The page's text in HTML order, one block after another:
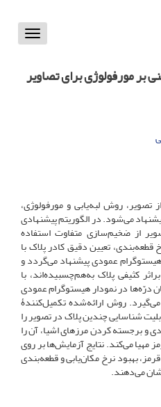
Toggle
بر مورفولوژی برای تصاویر
تصویر، روش لبه‌یابی و مورفولوژی،
می‌شود. در الگوریتم پیشنهادی
از ضخیم‌سازی متفاوت استفاده
تعیین دقیق کادر پلاک با
هیستوگرام عمودی پیشنهاد می‌گردد و
کثیفی پلاک به‌هم‌چسبیده‌اند، با
درّه‌ها در نمودار هیستوگرام عمودی
روش ارائه‌شده تکمیل‌کنندۀ
شناسایی چندین پلاک در تصویر را
و برجسته کردن مرزهای اشیا، آن را
مهیا می‌کند. نتایج آزمایش‌ها بر روی
بهبود نرخ مکان‌یابی و قطعه‌بندی
می‌دهند.